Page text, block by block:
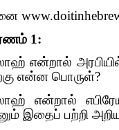
1:
என்றால்
என்ன பொருள்?
என்றால்
இதைப் பற்றி